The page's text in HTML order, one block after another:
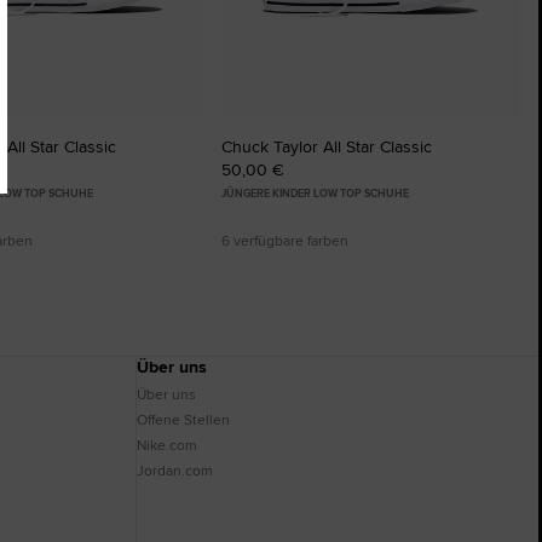
Star Classic
TOP SCHUHE
Chuck Taylor All Star Classic
50,00 €
JÜNGERE KINDER LOW TOP SCHUHE
6 verfügbare farben
Über uns
Über uns
Offene Stellen
Nike.com
Jordan.com